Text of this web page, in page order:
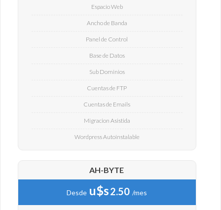
Espacio Web
Ancho de Banda
Panel de Control
Base de Datos
Sub Dominios
Cuentas de FTP
Cuentas de Emails
Migracion Asistida
Wordpress Autoinstalable
AH-BYTE
Desde u$s2.50 /mes